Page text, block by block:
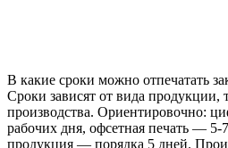
В какие сроки можно отпечатать
Сроки зависят от вида продукции,
производства. Ориентировочно:
рабочих дня, офсетная печать — 5-
продукция — порядка 5 дней.